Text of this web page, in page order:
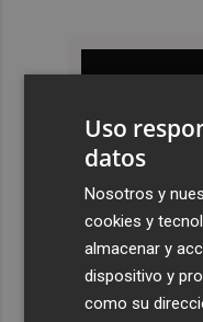
Uso
datos
Nosotros y
cookies y
almacenar y
dispositivo y
como su